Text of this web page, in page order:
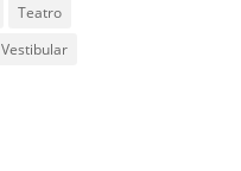
Teatro
Vestibular